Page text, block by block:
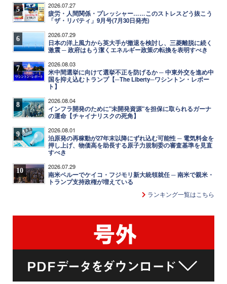
5 2026.07.27
疲労・人間関係・プレッシャー……このストレスどう抜こう
「ザ・リバティ」9月号(7月30日発売)
6 2026.07.29
日本の洋上風力から英大手が撤退を検討し、三菱離脱に続く
激震 ─ 政府はもう潔くエネルギー政策の転換を表明すべき
7 2026.08.03
米中間選挙に向けて選挙不正を防げるか ─ 中東外交を進め中
国を抑え込むトランプ【─The Liberty─ワシントン・レポー
ト】
8 2026.08.04
インフラ開発のために"未開発資源"を担保に取られるガーナ
の運命【チャイナリスクの死角】
9 2026.08.01
泊原発の再稼動が27年末以降にずれ込む可能性 ─ 電気料金を
押し上げ、物価高を助長する原子力規制委の審査基準を見直
すべき
10 2026.07.29
南米ペルーでケイコ・フジモリ新大統領就任 ─ 南米で親米・
トランプ支持政権が増えている
ランキング一覧はこちら